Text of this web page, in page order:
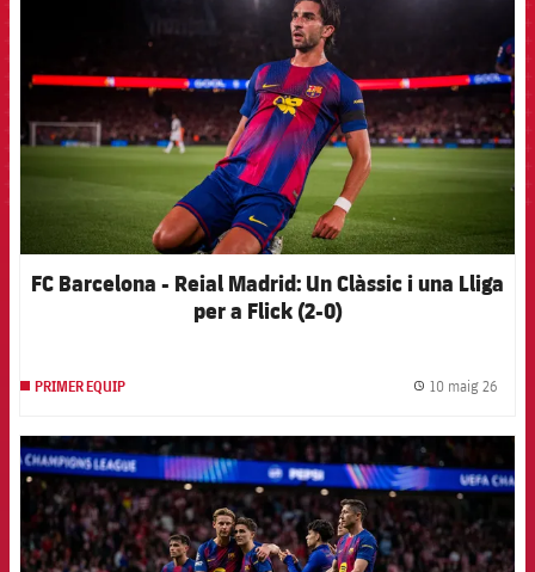
FC Barcelona - Reial Madrid: Un Clàssic i una Lliga
per a Flick (2-0)
PRIMER EQUIP 10 maig 26
FCB Barcelona badge